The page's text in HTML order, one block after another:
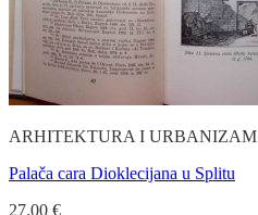
ARHITEKTURA I URBANIZAM
Palača cara Dioklecijana u Splitu
27.00 €